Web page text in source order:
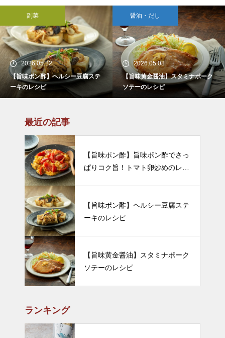
副菜
2026.05.22
【旨味ポン酢】ヘルシー豆腐ステ
ーキのレシピ
醤油・だし
2026.05.08
【旨味黄金醤油】スタミナポーク
ソテーのレシピ
最近の記事
【旨味ポン酢】旨味ポン酢でさっ
ぱりコク旨！トマト卵炒めのレシ
【旨味ポン酢】ヘルシー豆腐ステ
ーキのレシピ
【旨味黄金醤油】スタミナポーク
ソテーのレシピ
ランキング